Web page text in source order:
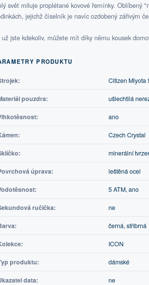
svět miluje proplétané kovové řemínky. Oblíbený
jejichž číselník je navíc ozdobený zářivým
jste kdekoliv, můžete mít díky němu kousek
PRODUKTU
Citizen Miyota
pouzdra: ušlechtilá
ano
Czech Crystal
minerální
úprava: leštěná ocel
5 ATM, ano
ručička: ne
černá, stříbrná
ICON
produktu: dámské
data: ne